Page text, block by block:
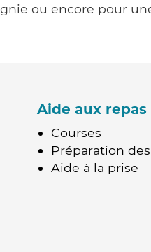
ou encore pour
Aide aux repas
Courses
Préparation
Aide à la prise